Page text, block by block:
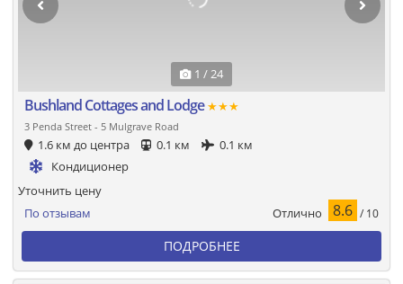
1 / 24
Bushland Cottages and Lodge★★★
3 Penda Street - 5 Mulgrave Road
1.6 км до центра 0.1 км
0.1 км
Кондиционер
По отзывам Отлично 8.6 / 10
Уточнить цену
ПОДРОБНЕЕ